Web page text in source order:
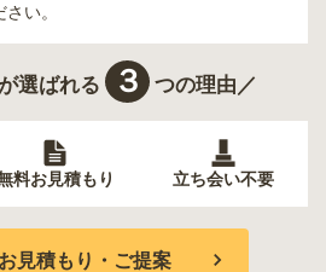
い。
選ばれる ３ つの理由／
料お見積もり 立ち会い不要
見積もり・ご提案